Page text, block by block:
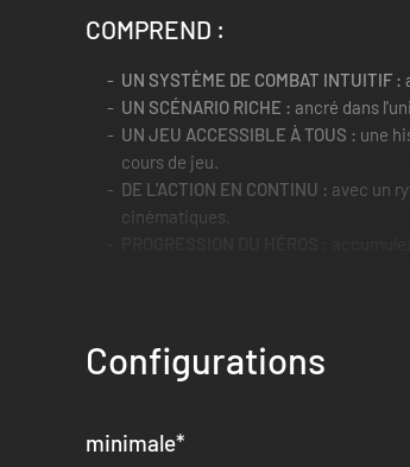
COMPREND :
UN SYSTÈME DE COMBAT INTUITIF :
UN SCÉNARIO RICHE : ancré dans
UN JEU ACCESSIBLE À TOUS : une
cours de jeu.
DE L'ACTION EN CONTINU : avec un
cinématiques.
savourez une
Configurations
minimale*